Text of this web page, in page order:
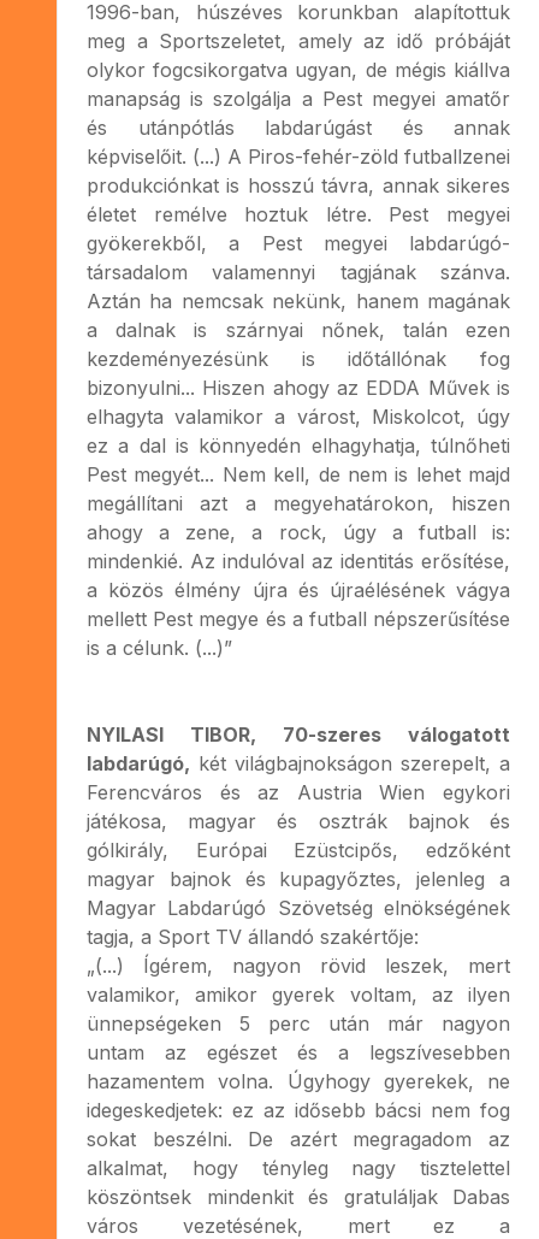
1996-ban, húszéves korunkban alapítottuk
meg a Sportszeletet, amely az idő próbáját
olykor fogcsikorgatva ugyan, de mégis kiállva
manapság is szolgálja a Pest megyei amatőr
és utánpótlás labdarúgást és annak
képviselőit. (...) A Piros-fehér-zöld futballzenei
produkciónkat is hosszú távra, annak sikeres
életet remélve hoztuk létre. Pest megyei
gyökerekből, a Pest megyei labdarúgó-
társadalom valamennyi tagjának szánva.
Aztán ha nemcsak nekünk, hanem magának
a dalnak is szárnyai nőnek, talán ezen
kezdeményezésünk is időtállónak fog
bizonyulni... Hiszen ahogy az EDDA Művek is
elhagyta valamikor a várost, Miskolcot, úgy
ez a dal is könnyedén elhagyhatja, túlnőheti
Pest megyét... Nem kell, de nem is lehet majd
megállítani azt a megyehatárokon, hiszen
ahogy a zene, a rock, úgy a futball is:
mindenkié. Az indulóval az identitás erősítése,
a közös élmény újra és újraélésének vágya
mellett Pest megye és a futball népszerűsítése
is a célunk. (...)”
NYILASI TIBOR, 70-szeres válogatott
labdarúgó, két világbajnokságon szerepelt, a
Ferencváros és az Austria Wien egykori
játékosa, magyar és osztrák bajnok és
gólkirály, Európai Ezüstcipős, edzőként
magyar bajnok és kupagyőztes, jelenleg a
Magyar Labdarúgó Szövetség elnökségének
tagja, a Sport TV állandó szakértője:
„(...) Ígérem, nagyon rövid leszek, mert
valamikor, amikor gyerek voltam, az ilyen
ünnepségeken 5 perc után már nagyon
untam az egészet és a legszívesebben
hazamentem volna. Úgyhogy gyerekek, ne
idegeskedjetek: ez az idősebb bácsi nem fog
sokat beszélni. De azért megragadom az
alkalmat, hogy tényleg nagy tisztelettel
köszöntsek mindenkit és gratuláljak Dabas
város vezetésének, mert ez a